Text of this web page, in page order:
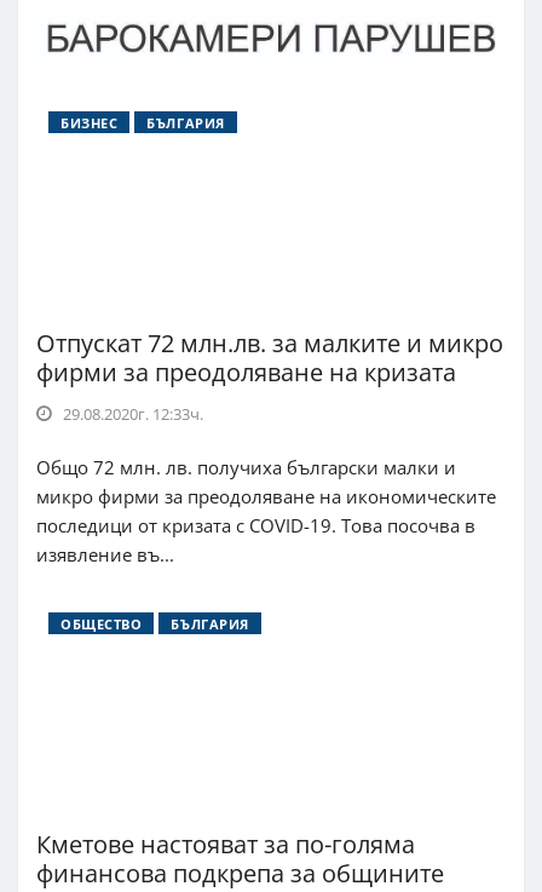
БИЗНЕС БЪЛГАРИЯ
Отпускат 72 млн.лв. за малките и микро
фирми за преодоляване на кризата
29.08.2020г. 12:33ч.
Общо 72 млн. лв. получиха български малки и
микро фирми за преодоляване на икономическите
последици от кризата с COVID-19. Това посочва в
изявление въ...
ОБЩЕСТВО БЪЛГАРИЯ
Кметове настояват за по-голяма
финансова подкрепа за общините